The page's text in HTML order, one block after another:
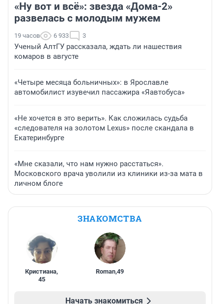
«Ну вот и всё»: звезда «Дома-2»
развелась с молодым мужем
19 часов 6 933 3
Ученый АлтГУ рассказала, ждать ли нашествия
комаров в августе
«Четыре месяца больничных»: в Ярославле
автомобилист изувечил пассажира «Яавтобуса»
«Не хочется в это верить». Как сложилась судьба
«следователя на золотом Lexus» после скандала в
Екатеринбурге
«Мне сказали, что нам нужно расстаться».
Московского врача уволили из клиники из-за мата в
личном блоге
ЗНАКОМСТВА
Кристиана,
45
Roman,49
Начать знакомиться